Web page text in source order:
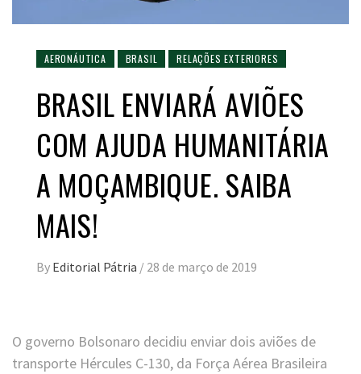
AERONÁUTICA BRASIL RELAÇÕES EXTERIORES
BRASIL ENVIARÁ AVIÕES
COM AJUDA HUMANITÁRIA
A MOÇAMBIQUE. SAIBA
MAIS!
By Editorial Pátria / 28 de março de 2019
O governo Bolsonaro decidiu enviar dois aviões de
transporte Hércules C-130, da Força Aérea Brasileira